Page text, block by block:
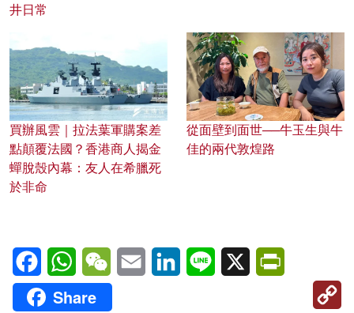
井日常
買辦風雲｜拉法葉軍購案差
點顛覆法國？香港商人揭金
蟬脫殼內幕：友人在希臘死
於非命
從面壁到面世──牛玉生與牛
佳的兩代敦煌路
FacebookWhatsAppWeChatEmail LinkedInLine X
Share